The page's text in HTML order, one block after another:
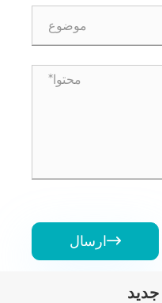
ارسال